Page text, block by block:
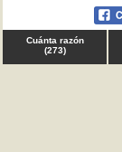
Cuánta razón
(273)